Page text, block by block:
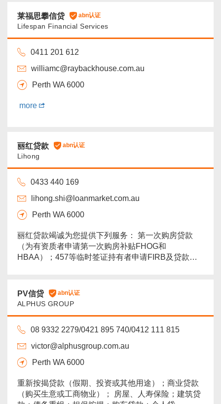
莱福思攀信贷
abn认证
Lifespan Financial Services
0411 201 612
williamc@raybackhouse.com.au
Perth WA 6000
more
丽红贷款 abn认证
Lihong
0433 440 169
lihong.shi@loanmarket.com.au
Perth WA 6000
丽红贷款竭诚为您提供下列服务： 第一次购房贷款
（为有资质者申请第一次购房补贴FHOG和
HBAA）；457等临时签证持有者申请FIRB及贷款；
PV信贷
abn认证
ALPHUS GROUP
08 9332 2279/0421 895 740/0412 111 815
victor@alphusgroup.com.au
Perth WA 6000
重新按揭贷款（假期、投资或其他用途）；商业贷款
（购买生意或工商物业）； 房屋、人寿保险；建筑贷